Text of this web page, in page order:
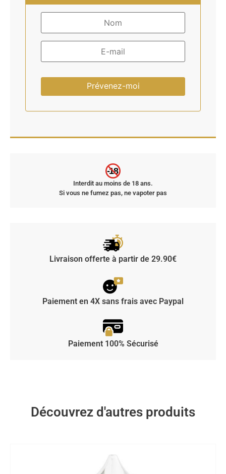
Prévenez-moi
-18
Interdit au moins de 18 ans.
Si vous ne fumez pas, ne vapoter pas
Livraison offerte à partir de 29.90€
Paiement en 4X sans frais avec Paypal
Paiement 100% Sécurisé
Découvrez d'autres produits